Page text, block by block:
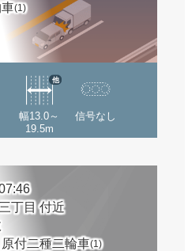
(1)
幅13.0～
19.5m
他
信号なし
丁目 付近
原付二種二輪車(1)